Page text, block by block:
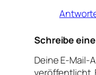
Schreibe
Deine E-Mail-